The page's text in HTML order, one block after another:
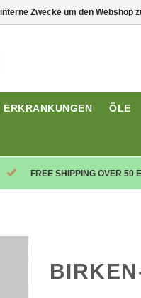
ERKRANKUNGEN ÖLE
FREE SHIPPING OVER 50
Zwecke um den Webshop